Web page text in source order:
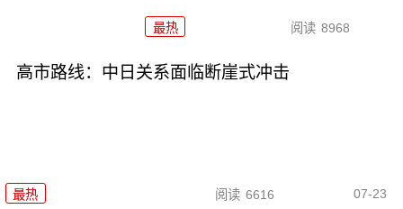
最热 阅读 8968
高市路线：中日关系面临断崖式冲击
最热 阅读 6616 07-23